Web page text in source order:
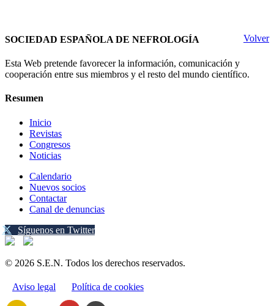
Volver
SOCIEDAD ESPAÑOLA DE NEFROLOGÍA
Esta Web pretende favorecer la información, comunicación y
cooperación entre sus miembros y el resto del mundo científico.
Resumen
Inicio
Revistas
Congresos
Noticias
Calendario
Nuevos socios
Contactar
Canal de denuncias
Síguenos en Twitter
© 2026 S.E.N. Todos los derechos reservados.
Aviso legal Política de cookies